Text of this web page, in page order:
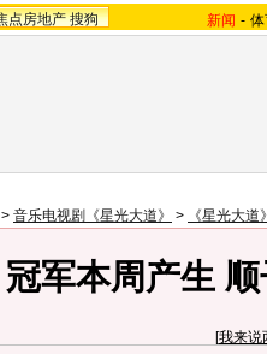
点房地产 搜狗 新闻 -
> 音乐电视剧《星光大道》 > 《星光大
冠军本周产生
[我来说